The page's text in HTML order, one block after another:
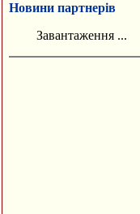
Новини партнерів
Завантаження ...